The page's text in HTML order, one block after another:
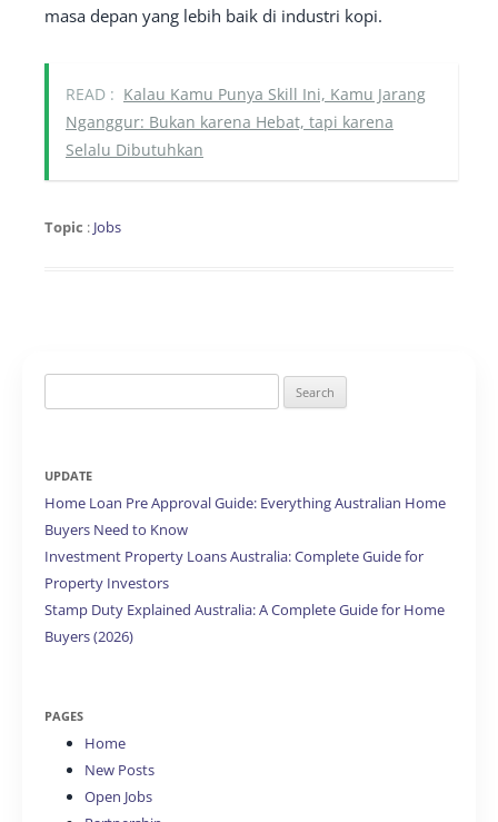
masa depan yang lebih baik di industri kopi.
READ : Kalau Kamu Punya Skill Ini, Kamu Jarang
Nganggur: Bukan karena Hebat, tapi karena
Selalu Dibutuhkan
Topic : Jobs
for:
UPDATE
Home Loan Pre Approval Guide: Everything Australian Home
Buyers Need to Know
Investment Property Loans Australia: Complete Guide for
Property Investors
Stamp Duty Explained Australia: A Complete Guide for Home
Buyers (2026)
PAGES
Home
New Posts
Open Jobs